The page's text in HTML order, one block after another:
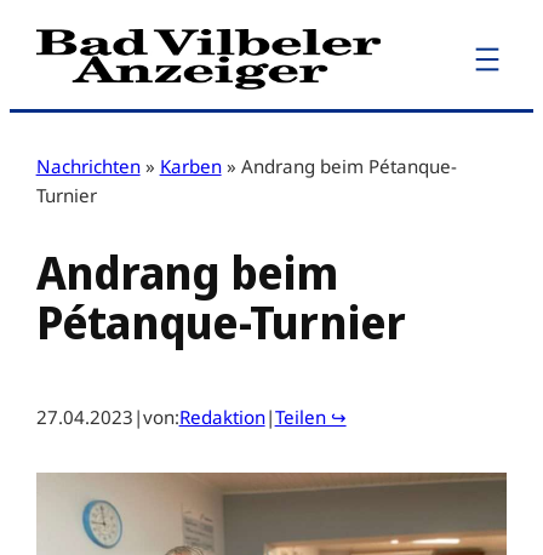
Zum
Inhalt
Nachrichten » Karben » Andrang beim Pétanque-
Turnier
Andrang beim
Pétanque-Turnier
27.04.2023 |von:Redaktion|Teilen ↪